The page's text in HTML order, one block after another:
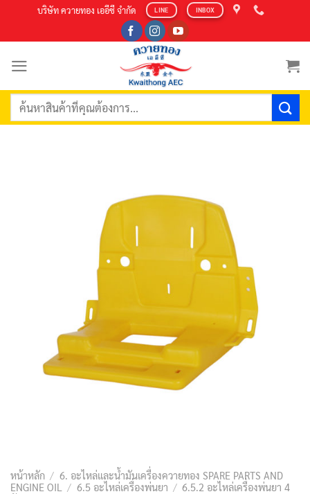
content
บริษัท ควายทอง เออีซี จำกัด LINE INBOX
ค้นหา:
หน้าหลัก / 6. อะไหล่และน้ำมันเครื่องควายทอง SPARE PARTS AND
ENGINE OIL
/ 6.5 อะไหล่เครื่องพ่นยา / 6.5.2 อะไหล่เครื่องพ่นยา 4